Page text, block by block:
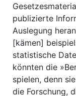
publizierte
Auslegung
[kämen]
statistische
könnten die
spielen, denn
die Forschung,